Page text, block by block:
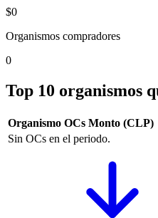
$0
Organismos compradores
0
Top 10 organismos
Organismo OCs Monto (CLP)
Sin OCs en el periodo.